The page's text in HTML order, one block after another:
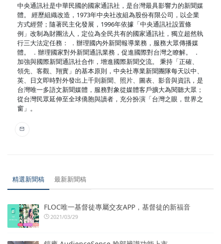
中央通訊社是中華民國的國家通訊社，是台灣最具影響力的新聞媒
體。 經歷組織改造，1973年中央社改組為股份有限公司，以企業
方式經營；隨著民主化發展，1996年依據「中央通訊社設置條
例」改制為財團法人，定位為全民共有的國家通訊社，獨立超然執
行三大法定任務： ．辦理國內外新聞報導業務，服務大眾傳播媒
體。 ．辦理國家對外新聞通訊業務，促進國際對台灣之瞭解。 ．
加強與國際新聞通訊社合作，增進國際新聞交流。 秉持「正確、
領先、客觀、翔實」的基本原則，中央社專業新聞團隊每天以中、
英、日文即時對外發出上千則新聞、照片、圖表、影音與資訊，是
台灣唯一多語文新聞媒體，服務對象從媒體客戶擴大為閱聽大眾；
從台灣民眾延伸至全球僑胞與讀者，充分扮演「台灣之眼，世界之
窗」。
精選新聞稿 最新新聞稿
FLOC唯一基督徒專屬交友APP，基督徒的新福音
2021/03/29